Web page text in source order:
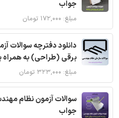
جواب
مبلغ: ۱۷۲,۰۰۰ تومان
دانلود دفترچه سوالات
برقی (طراحی) به همراه
مبلغ: ۳۲۳,۰۰۰ تومان
سوالات آزمون نظام
جواب